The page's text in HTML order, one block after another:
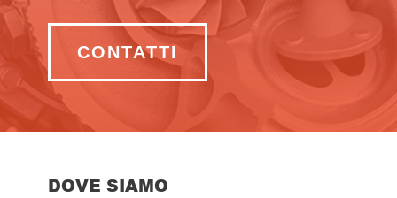
CONTATTI
DOVE SIAMO